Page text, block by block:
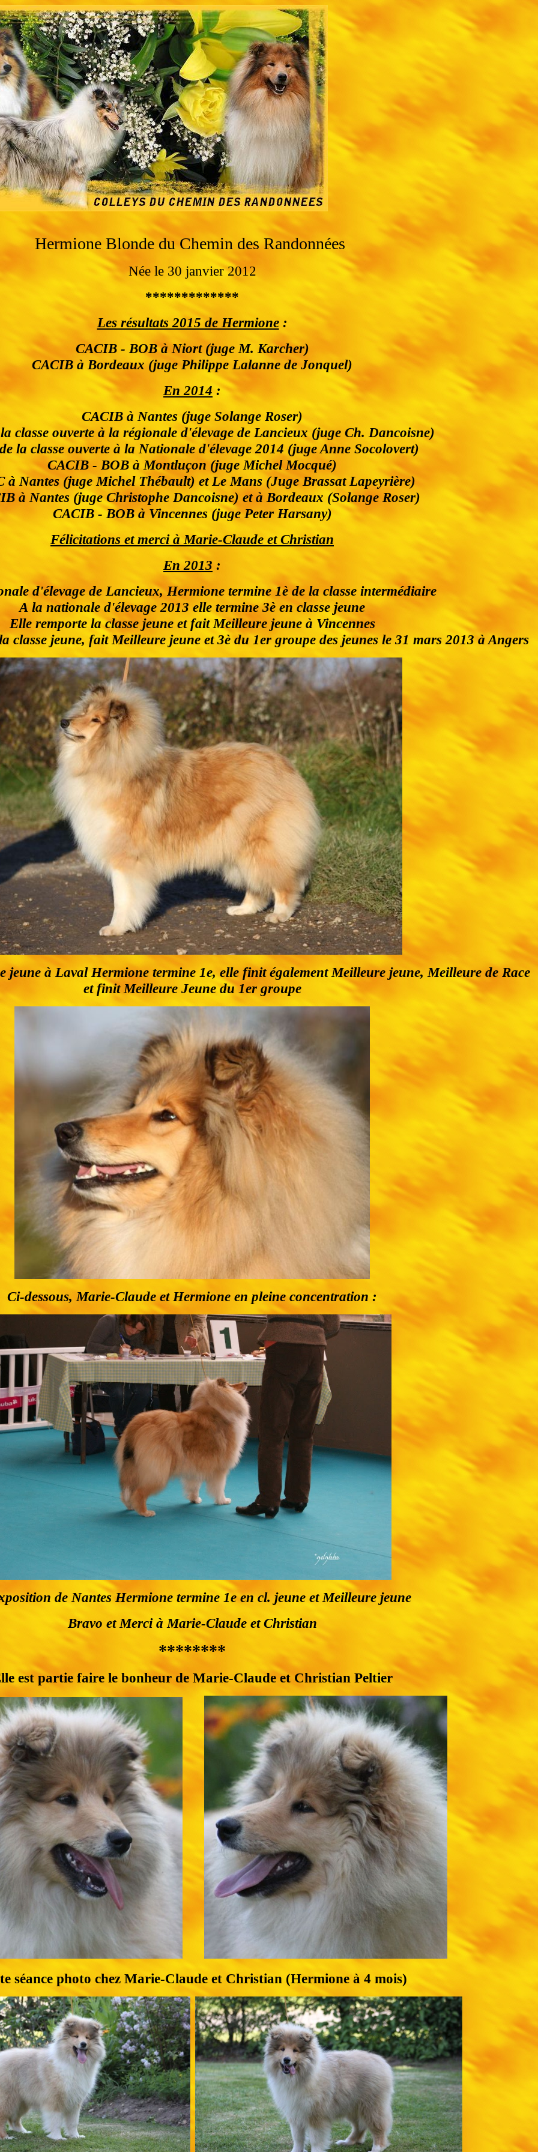
Hermione Blonde du Chemin des Randonnées
Née le 30 janvier 2012
*************
Les résultats 2015 de Hermione:
CACIB - BOB à Niort (juge M. Karcher)
CACIB à Bordeaux (juge Philippe Lalanne de Jonquel)
En 2014 :
CACIB à Nantes (juge Solange Roser)
classe ouverte à la régionale d'élevage de Lancieux (juge Ch. Dancoisne)
la classe ouverte à la Nationale d'élevage 2014 (juge Anne Socolovert)
CACIB - BOB à Montluçon (juge Michel Mocqué)
à Nantes (juge Michel Thébault) et Le Mans (Juge Brassat Lapeyrière)
à Nantes (juge Christophe Dancoisne) et à Bordeaux (Solange Roser)
CACIB - BOB à Vincennes (juge Peter Harsany)
Félicitations et merci à Marie-Claude et Christian
En 2013 :
d'élevage de Lancieux, Hermione termine 1è de la classe intermédiaire
A la nationale d'élevage 2013 elle termine 3è en classe jeune
Elle remporte la classe jeune et fait Meilleure jeune à Vincennes
classe jeune, fait Meilleure jeune et 3è du 1er groupe des jeunes le 31 mars 2013 à Angers
jeune à Laval Hermione termine 1e, elle finit également Meilleure jeune, Meilleure de Race
et finit Meilleure Jeune du 1er groupe
Ci-dessous, Marie-Claude et Hermione en pleine concentration :
de Nantes Hermione termine 1e en cl. jeune et Meilleure jeune
Bravo et Merci à Marie-Claude et Christian
********
est partie faire le bonheur de Marie-Claude et Christian Peltier
séance photo chez Marie-Claude et Christian (Hermione à 4 mois)